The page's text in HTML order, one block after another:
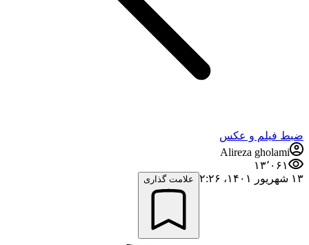
ضبط فيلم و عكس
Alireza gholami
۱۳٬۰۶۱
۱۳ شهریور ۱۴۰۱،‏ ۲:۲۶
علامت گذاری